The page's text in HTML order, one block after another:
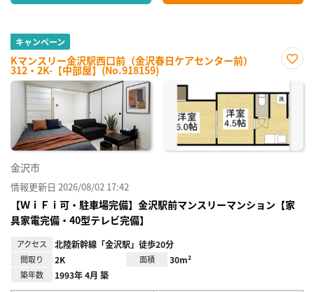
キャンペーン
Kマンスリー金沢駅西口前（金沢春日ケアセンター前）
312・2K-【中部屋】(No.918159)
に入
り登
録
金沢市
情報更新日 2026/08/02 17:42
【ＷｉＦｉ可・駐車場完備】金沢駅前マンスリーマンション【家
具家電完備・40型テレビ完備】
アクセス 北陸新幹線「金沢駅」徒歩20分
間取り 2K 面積 30m²
築年数 1993年 4月 築